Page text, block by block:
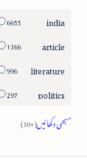
india
article
literature
politics